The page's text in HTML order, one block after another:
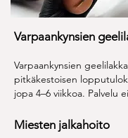
Varpaankynsien
Varpaankynsien
pitkäkestoisen
jopa 4–6 viikkoa. Palvelu
Miesten jalkahoito